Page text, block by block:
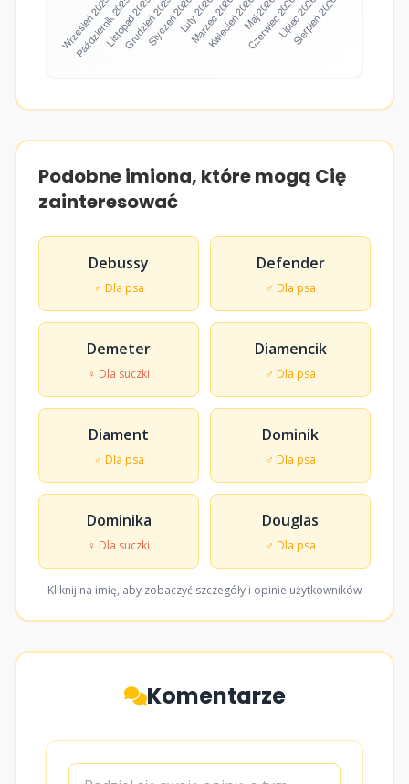
Podobne imiona, które mogą Cię
zainteresować
Debussy
♂ Dla psa
Defender
♂ Dla psa
Demeter
♀ Dla suczki
Diamencik
♂ Dla psa
Diament
♂ Dla psa
Dominik
♂ Dla psa
Dominika
♀ Dla suczki
Douglas
♂ Dla psa
Kliknij na imię, aby zobaczyć szczegóły i opinie użytkowników
Komentarze